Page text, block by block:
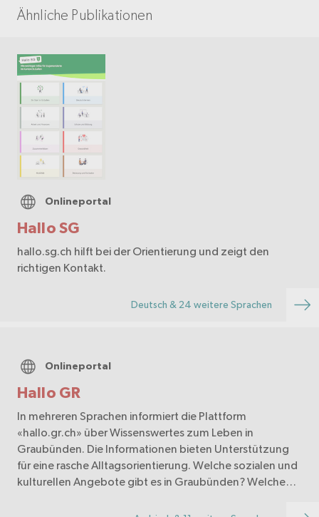
Ähnliche Publikationen
Hallo SG
Onlineportal
hallo.sg.ch hilft bei der Orientierung und zeigt den
richtigen Kontakt.
Deutsch & 24 weitere Sprachen
Hallo GR
Onlineportal
In mehreren Sprachen informiert die Plattform
«hallo.gr.ch» über Wissenswertes zum Leben in
Graubünden. Die Informationen bieten Unterstützung
für eine rasche Alltagsorientierung. Welche sozialen und
kulturellen Angebote gibt es in Graubünden? Welche